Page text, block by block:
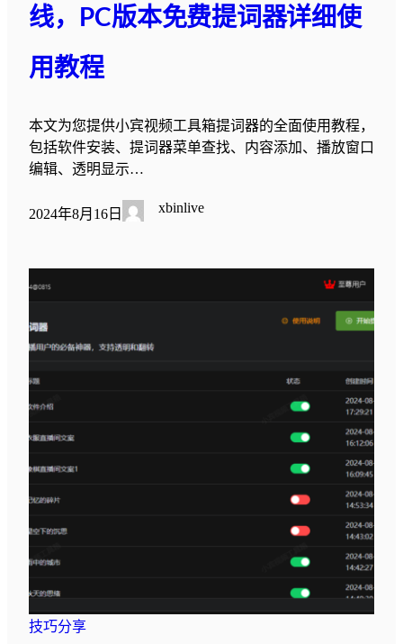
线，PC版本免费提词器详细使
用教程
本文为您提供小宾视频工具箱提词器的全面使用教程，
包括软件安装、提词器菜单查找、内容添加、播放窗口
编辑、透明显示…
2024年8月16日 xbinlive
技巧分享